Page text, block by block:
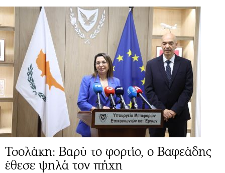
Τσολάκη: Βαρύ το φορτίο, ο Βαφεάδης
έθεσε ψηλά τον πήχη